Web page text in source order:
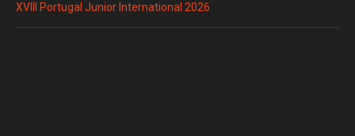
XVIII Portugal Junior International 2026